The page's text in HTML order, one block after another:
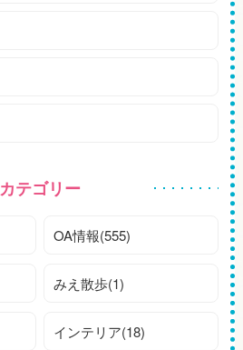
カテゴリー
OA情報(555)
みえ散歩(1)
インテリア(18)